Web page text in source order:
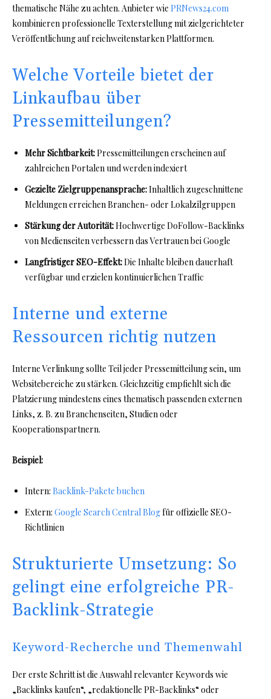
thematische Nähe zu achten. Anbieter wie PRNews24.com
kombinieren professionelle Texterstellung mit zielgerichteter
Veröffentlichung auf reichweitenstarken Plattformen.
Welche Vorteile bietet der
Linkaufbau über
Pressemitteilungen?
Mehr Sichtbarkeit:Pressemitteilungen erscheinen auf
zahlreichen Portalen und werden indexiert
Gezielte Zielgruppenansprache:Inhaltlich zugeschnittene
Meldungen erreichen Branchen- oder Lokalzîlgruppen
Stärkung der Autorität:Hochwertige DoFollow-Backlinks
von Medienseiten verbessern das Vertrauen bei Google
Langfristiger SEO-Effekt:Die Inhalte bleiben dauerhaft
verfügbar und erzielen kontinuierlichen Traffic
Interne und externe
Ressourcen richtig nutzen
Interne Verlinkung sollte Teil jeder Pressemitteilung sein, um
Websitebereiche zu stärken. Gleichzeitig empfiehlt sich die
Platzierung mindestens eines thematisch passenden externen
Links, z. B. zu Branchenseiten, Studien oder
Kooperationspartnern.
Beispiel:
Intern: Backlink-Pakete buchen
Extern: Google Search Central Blogfür offizielle SEO-
Richtlinien
Strukturierte Umsetzung: So
gelingt eine erfolgreiche PR-
Backlink-Strategie
Keyword-Recherche und Themenwahl
Der erste Schritt ist die Auswahl relevanter Keywords wie
„Backlinks kaufen“, „redaktionelle PR-Backlinks“ oder